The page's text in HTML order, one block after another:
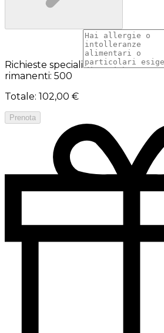
Richieste speciali
rimanenti: 500
Totale: 102,00 €
Prenota